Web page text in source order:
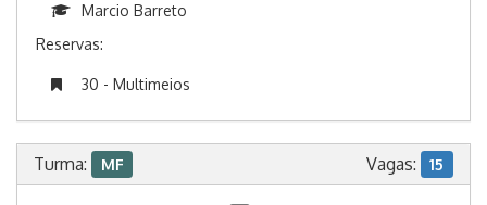
Marcio Barreto
Reservas:
30 - Multimeios
Turma: MF Vagas: 15